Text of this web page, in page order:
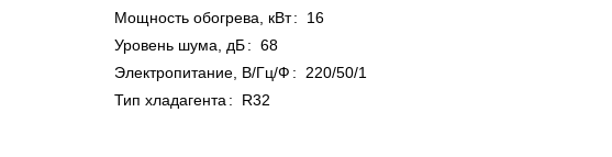
Мощность обогрева, кВт:
16
Уровень шума, дБ: 68
Электропитание, В/Гц/Ф :
220/50/1
Тип хладагента : R32